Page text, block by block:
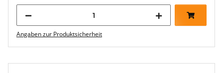
Angaben zur Produktsicherheit